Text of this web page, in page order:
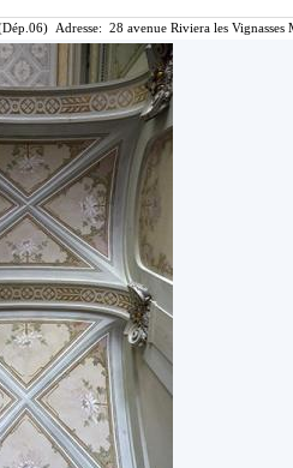
Adresse: 28 avenue Riviera les